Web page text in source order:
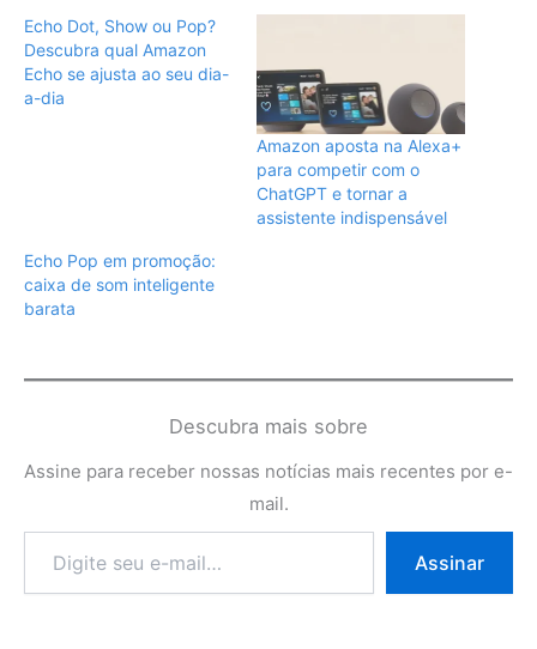
Echo Dot, Show ou Pop?
Descubra qual Amazon
Echo se ajusta ao seu dia-
a-dia
Amazon aposta na Alexa+
para competir com o
ChatGPT e tornar a
assistente indispensável
Echo Pop em promoção:
caixa de som inteligente
barata
Descubra mais sobre
Assine para receber nossas notícias mais recentes por e-
mail.
e-
Assinar